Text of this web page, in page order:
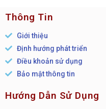
Thông Tin
Giới thiệu
Định hướng phát triển
Điều khoản sử dụng
Bảo mật thông tin
Hướng Dẫn Sử Dụng